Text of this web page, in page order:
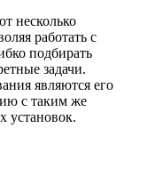
несколько
работать с
подбирать
задачи.
являются его
с таким же
установок.